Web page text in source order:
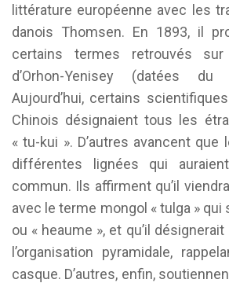
littérature européenne avec les
danois Thomsen. En 1893, il
certains termes retrouvés
d’Orhon-Yenisey (datées du
Aujourd’hui, certains
Chinois désignaient tous les
« tu-kui ». D’autres avancent
différentes lignées qui
commun. Ils affirment qu’il
avec le terme mongol « tulga » qui
ou « heaume », et qu’il
l’organisation pyramidale,
casque. D’autres, enfin,